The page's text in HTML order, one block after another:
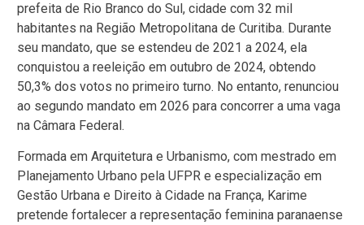
prefeita de Rio Branco do Sul, cidade com 32 mil
habitantes na Região Metropolitana de Curitiba. Durante
seu mandato, que se estendeu de 2021 a 2024, ela
conquistou a reeleição em outubro de 2024, obtendo
50,3% dos votos no primeiro turno. No entanto, renunciou
ao segundo mandato em 2026 para concorrer a uma vaga
na Câmara Federal.
Formada em Arquitetura e Urbanismo, com mestrado em
Planejamento Urbano pela UFPR e especialização em
Gestão Urbana e Direito à Cidade na França, Karime
pretende fortalecer a representação feminina paranaense